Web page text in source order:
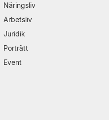
Näringsliv
Arbetsliv
Juridik
Porträtt
Event